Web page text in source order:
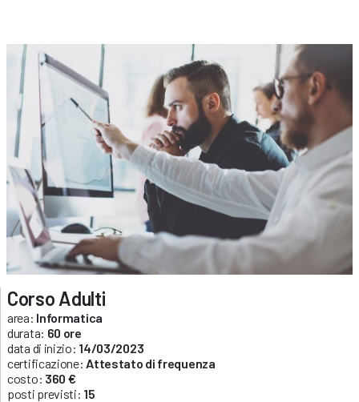
Corso Adulti
area: Informatica
durata: 60 ore
data di inizio: 14/03/2023
certificazione: Attestato di frequenza
costo: 360 €
posti previsti: 15